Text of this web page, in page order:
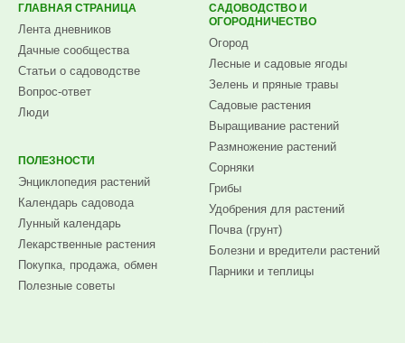
ГЛАВНАЯ СТРАНИЦА
Лента дневников
Дачные сообщества
Статьи о садоводстве
Вопрос-ответ
Люди
ПОЛЕЗНОСТИ
Энциклопедия растений
Календарь садовода
Лунный календарь
Лекарственные растения
Покупка, продажа, обмен
Полезные советы
САДОВОДСТВО И
ОГОРОДНИЧЕСТВО
Огород
Лесные и садовые ягоды
Зелень и пряные травы
Садовые растения
Выращивание растений
Размножение растений
Сорняки
Грибы
Удобрения для растений
Почва (грунт)
Болезни и вредители растений
Парники и теплицы